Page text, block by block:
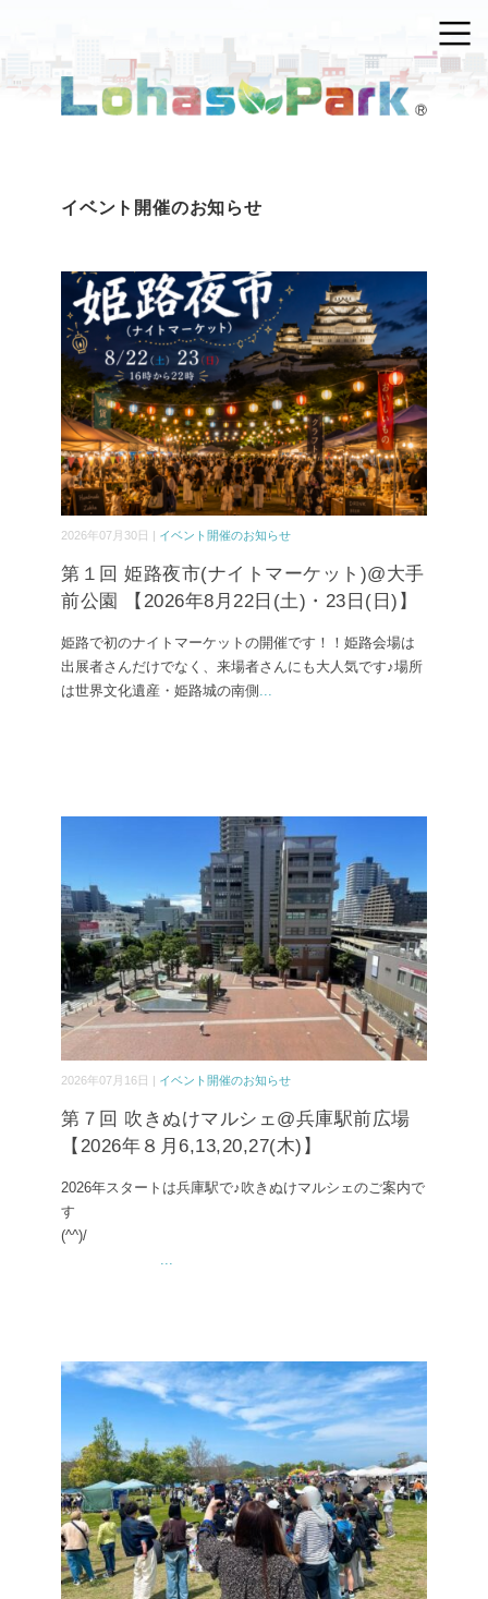
イベント開催のお知らせ
2026年07月30日 | イベント開催のお知らせ
第１回 姫路夜市(ナイトマーケット)@大手
前公園 【2026年8月22日(土)・23日(日)】
姫路で初のナイトマーケットの開催です！！姫路会場は
出展者さんだけでなく、来場者さんにも大人気です♪場所
は世界文化遺産・姫路城の南側 ...
2026年07月16日 | イベント開催のお知らせ
第７回 吹きぬけマルシェ@兵庫駅前広場
【2026年８月6,13,20,27(木)】
2026年スタートは兵庫駅で♪吹きぬけマルシェのご案内で
す
(^^)/
...